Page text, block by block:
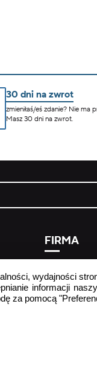
30 dni na zwrot
zmieniłaś/eś zdanie? Nie ma
Masz 30 dni na zwrot.
FIRMA
informacja
osobowych
wydajności
informacji
za pomocą